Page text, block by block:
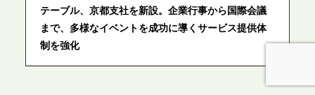
テーブル、京都支社を新設。企業行事から国際会議
まで、多様なイベントを成功に導くサービス提供体
制を強化